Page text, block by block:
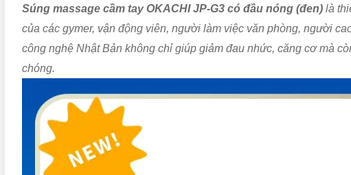
Súng massage cầm tay OKACHI JP-G3 có đầu nóng (đen) là
của các gymer, vận động viên, người làm việc văn phòng, người
công nghệ Nhật Bản không chỉ giúp giảm đau nhức, căng cơ mà
chóng.